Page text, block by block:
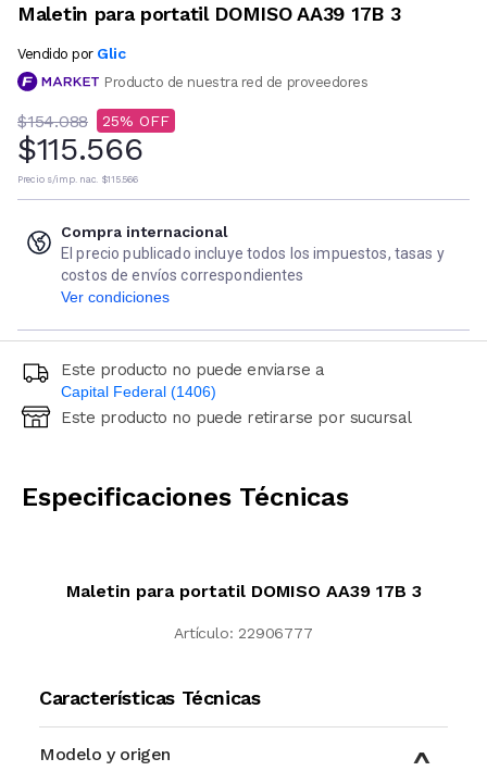
Maletin para portatil DOMISO AA39 17B 3
Vendido por Glic
Producto de nuestra red de proveedores
$154.088 25
$115.566
Precio s/imp. nac. $115.566
Compra internacional
El precio publicado incluye todos los impuestos, tasas y
costos de envíos correspondientes
Ver condiciones
Este producto no puede enviarse a
Capital Federal (1406)
Ingresá código postal (sólo números)
Este producto no puede retirarse por sucursal
Especificaciones Técnicas
Maletin para portatil DOMISO AA39 17B 3
Artículo: 22906777
Características Técnicas
Modelo y origen